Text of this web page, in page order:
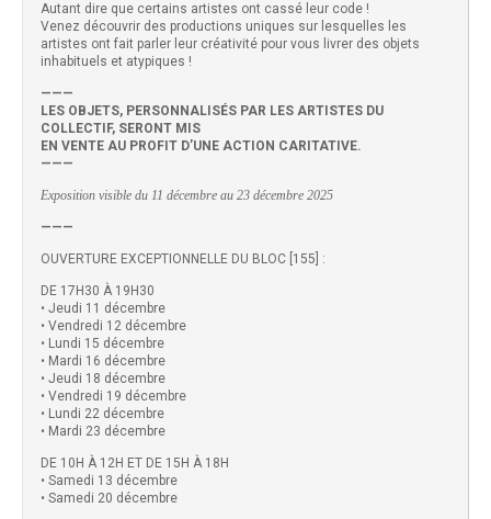
Autant dire que certains artistes ont cassé leur code !
Venez découvrir des productions uniques sur lesquelles les
artistes ont fait parler leur créativité pour vous livrer des objets
inhabituels et atypiques !
———
LES OBJETS, PERSONNALISÉS PAR LES ARTISTES DU
COLLECTIF, SERONT MIS
EN VENTE AU PROFIT D’UNE ACTION CARITATIVE.
———
Exposition visible du 11 décembre au 23 décembre 2025
———
OUVERTURE EXCEPTIONNELLE DU BLOC [155] :
DE 17H30 À 19H30
• Jeudi 11 décembre
• Vendredi 12 décembre
• Lundi 15 décembre
• Mardi 16 décembre
• Jeudi 18 décembre
• Vendredi 19 décembre
• Lundi 22 décembre
• Mardi 23 décembre
DE 10H À 12H ET DE 15H À 18H
• Samedi 13 décembre
• Samedi 20 décembre